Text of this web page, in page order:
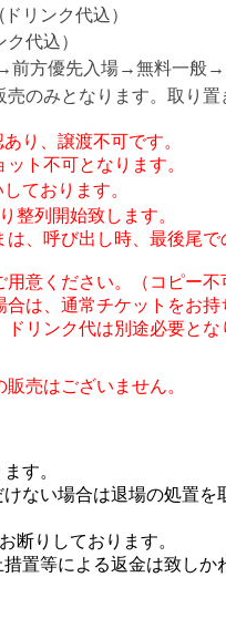
ンク代込）
代込）
前方優先入場→無料一般→
のみとなります。取り置
り、譲渡不可です。
ト不可となります。
ております。
整列開始致します。
、呼び出し時、最後尾で
意ください。（コピー不
は、 通常チケットをお
ドリンク代は別途必要とな
売はございません。
す。
ない場合は退場の処置を
断りしております。
置等による返金は致しか